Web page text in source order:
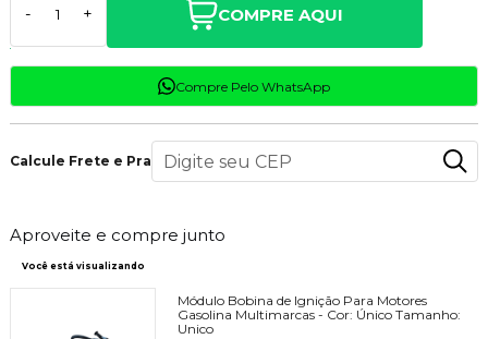
- + COMPRE AQUI
Compre Pelo WhatsApp
Calcule Frete e Prazo
Aproveite e compre junto
Você está visualizando
Módulo Bobina de Ignição Para Motores
Gasolina Multimarcas - Cor: Único Tamanho:
Unico